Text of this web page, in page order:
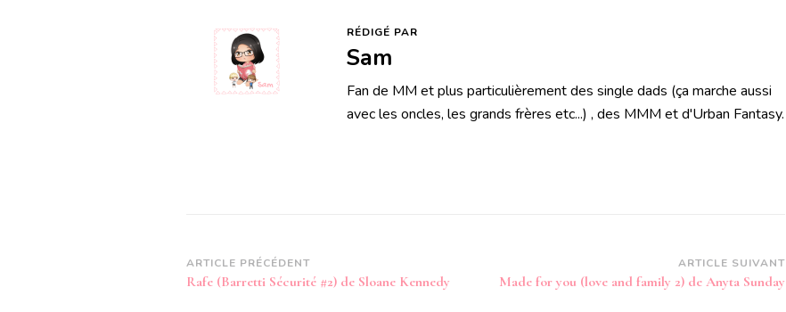
RÉDIGÉ PAR
Sam
Fan de MM et plus particulièrement des single dads (ça marche aussi
avec les oncles, les grands frères etc...) , des MMM et d'Urban Fantasy.
Navigation
d’article
ARTICLE PRÉCÉDENT
Rafe (Barretti Sécurité #2) de Sloane Kennedy
ARTICLE SUIVANT
Made for you (love and family 2) de Anyta Sunday